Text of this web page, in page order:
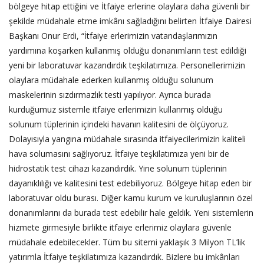
bölgeye hitap ettiğini ve İtfaiye erlerine olaylara daha güvenli bir
şekilde müdahale etme imkânı sağladığını belirten İtfaiye Dairesi
Başkanı Onur Erdi, “İtfaiye erlerimizin vatandaşlarımızın
yardımına koşarken kullanmış olduğu donanımların test edildiği
yeni bir laboratuvar kazandırdık teşkilatımıza. Personellerimizin
olaylara müdahale ederken kullanmış olduğu solunum
maskelerinin sızdırmazlık testi yapılıyor. Ayrıca burada
kurduğumuz sistemle itfaiye erlerimizin kullanmış olduğu
solunum tüplerinin içindeki havanın kalitesini de ölçüyoruz.
Dolayısıyla yangına müdahale sırasında itfaiyecilerimizin kaliteli
hava solumasını sağlıyoruz. İtfaiye teşkilatımıza yeni bir de
hidrostatik test cihazı kazandırdık. Yine solunum tüplerinin
dayanıklılığı ve kalitesini test edebiliyoruz. Bölgeye hitap eden bir
laboratuvar oldu burası. Diğer kamu kurum ve kuruluşlarının özel
donanımlarını da burada test edebilir hale geldik. Yeni sistemlerin
hizmete girmesiyle birlikte itfaiye erlerimiz olaylara güvenle
müdahale edebilecekler. Tüm bu sitemi yaklaşık 3 Milyon TL’lik
yatırımla İtfaiye teşkilatımıza kazandırdık. Bizlere bu imkânları